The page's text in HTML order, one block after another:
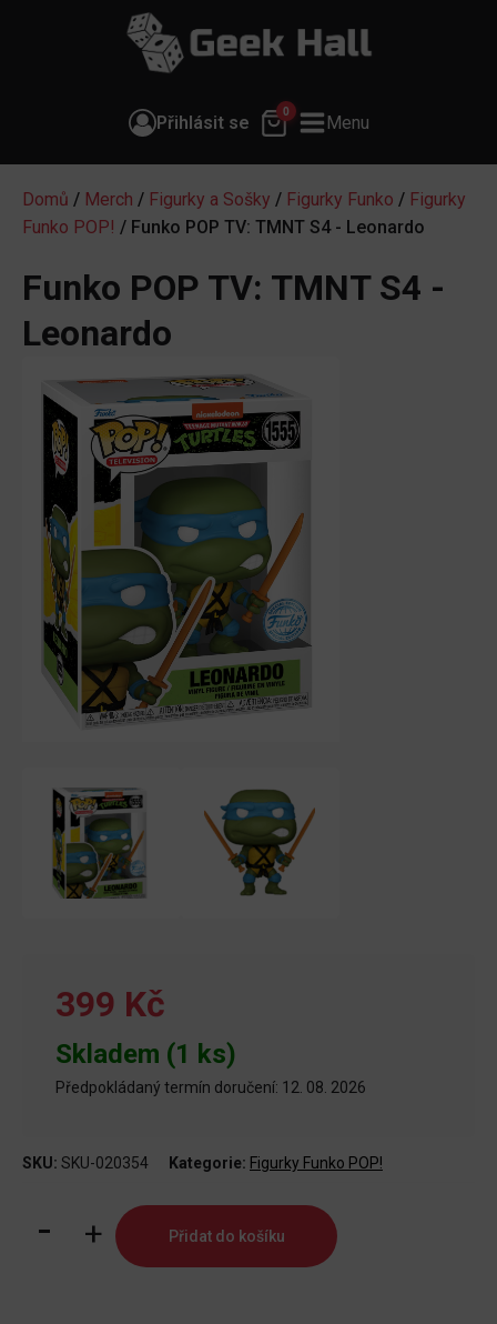
Přihlásit se
0
Menu
Domů / Merch / Figurky a Sošky / Figurky Funko / Figurky
Funko POP! / Funko POP TV: TMNT S4 - Leonardo
Funko POP TV: TMNT S4 -
Leonardo
399 Kč
Skladem (1 ks)
Předpokládaný termín doručení: 12. 08. 2026
SKU: SKU-020354 Kategorie: Figurky Funko POP!
POP
Přidat do košíku